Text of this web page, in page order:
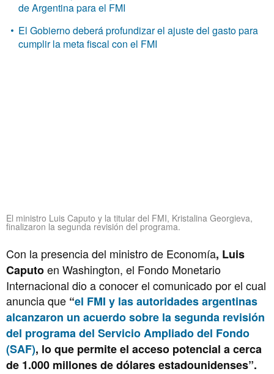
de Argentina para el FMI
El Gobierno deberá profundizar el ajuste del gasto para
cumplir la meta fiscal con el FMI
El ministro Luis Caputo y la titular del FMI, Kristalina Georgieva,
finalizaron la segunda revisión del programa.
Con la presencia del ministro de Economía, Luis
Caputoen Washington, el Fondo Monetario
Internacional dio a conocer el comunicado por el cual
anuncia que “el FMI y las autoridades argentinas
alcanzaron un acuerdo sobre la segunda revisión
del programa del Servicio Ampliado del Fondo
(SAF), lo que permite el acceso potencial a cerca
de 1.000 millones de dólares estadounidenses”.